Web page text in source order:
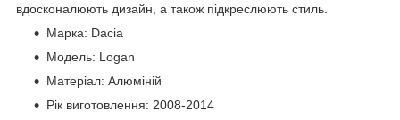
вдосконалюють дизайн, а також підкреслюють стиль.
Марка: Dacia
Модель: Logan
Матеріал: Алюміній
Рік виготовлення: 2008-2014